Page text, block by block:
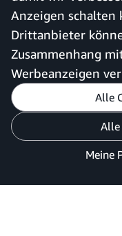
Anzeigen schalten
Drittanbieter
Zusammenhang
Werbeanzeigen
Alle
Alle
Meine